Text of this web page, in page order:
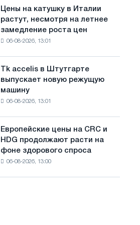
с
а
й
т
а
Цены на катушку в Италии
растут, несмотря на летнее
замедление роста цен
06-08-2026, 13:01
Tk accelis в Штутгарте
выпускает новую режущую
машину
06-08-2026, 13:01
Европейские цены на CRC и
HDG продолжают расти на
фоне здорового спроса
06-08-2026, 13:00